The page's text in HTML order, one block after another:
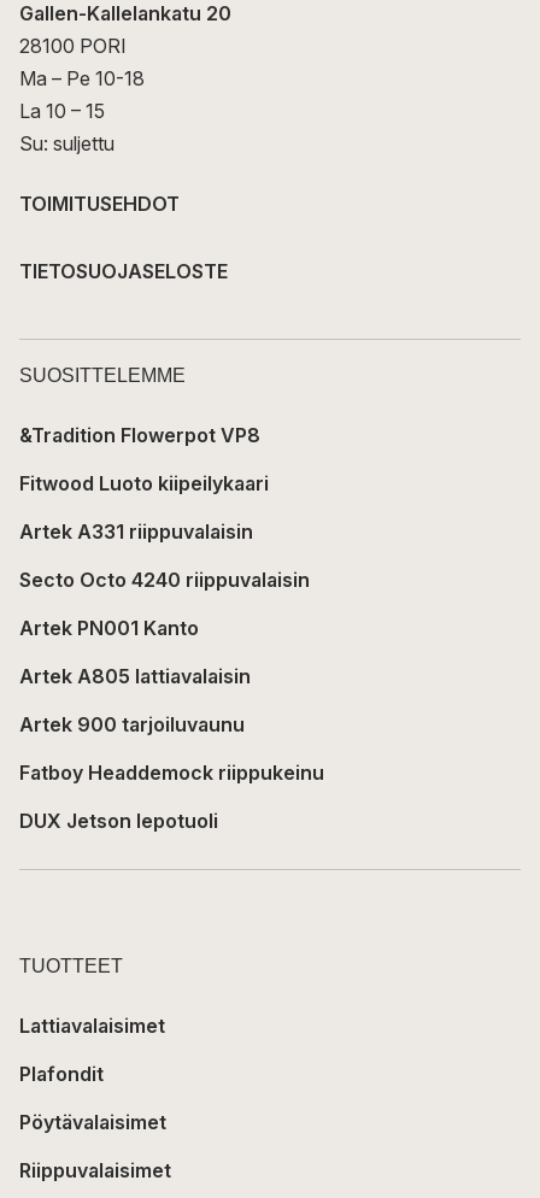
Gallen-Kallelankatu 20
28100 PORI
Ma – Pe 10-18
La 10 – 15
Su: suljettu
TOIMITUSEHDOT
TIETOSUOJASELOSTE
SUOSITTELEMME
&Tradition Flowerpot VP8
Fitwood Luoto kiipeilykaari
Artek A331 riippuvalaisin
Secto Octo 4240 riippuvalaisin
Artek PN001 Kanto
Artek A805 lattiavalaisin
Artek 900 tarjoiluvaunu
Fatboy Headdemock riippukeinu
DUX Jetson lepotuoli
TUOTTEET
Lattiavalaisimet
Plafondit
Pöytävalaisimet
Riippuvalaisimet